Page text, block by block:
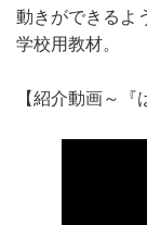
動きができるよ
学校用教材。
【紹介動画～『